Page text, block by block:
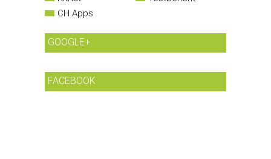
CH Apps
GOOGLE+
FACEBOOK